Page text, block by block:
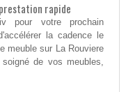
rapide
pour votre prochain
la cadence le
meuble sur La Rouviere
de vos meubles,